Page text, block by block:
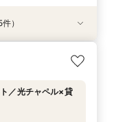
レス＆挙式料プレ
式＆会食Newプラ
】オンラインで会
90分Fair*雰囲気
で安心！気軽によ
）
／光チャペル×貸